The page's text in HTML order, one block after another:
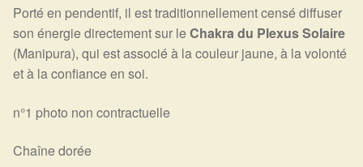
Arts Divinatoires : Percez les Mystères de l’Invisible
Magie: Le Savoir des Sorcières
intérieur
Les pierres en détail
Porté en pendentif, il est traditionnellement censé diffuser
son énergie directement sur leChakra du Plexus Solaire
(Manipura), qui est associé à la couleur jaune, à la volonté
et à la confiance en soi.
n°1 photo non contractuelle
Chaîne dorée